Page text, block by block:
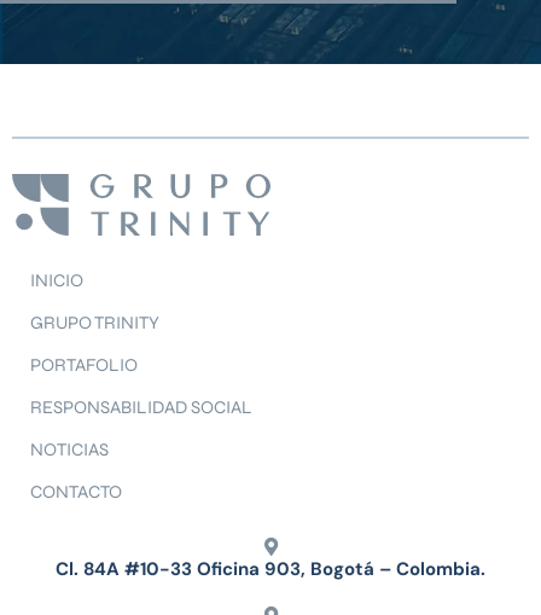
INICIO
GRUPO TRINITY
PORTAFOLIO
RESPONSABILIDAD SOCIAL
NOTICIAS
CONTACTO
Cl. 84A #10-33 Oficina 903, Bogotá – Colombia.